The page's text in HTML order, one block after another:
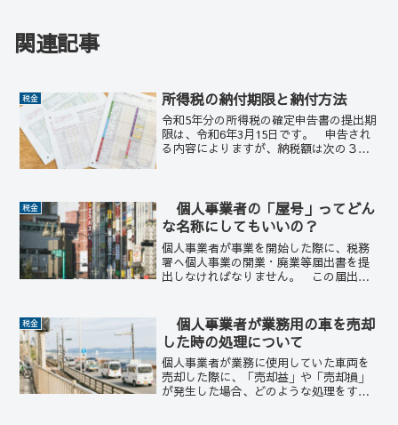
関連記事
税金 所得税の納付期限と納付方法
令和5年分の所得税の確定申告書の提出期
限は、令和6年3月15日です。 申告され
る内容によりますが、納税額は次の３つ
０（納める税金が発...
税金
個人事業者の「屋号」ってどん
な名称にしてもいいの？
個人事業者が事業を開始した際に、税務
署へ個人事業の開業・廃業等届出書を提
出しなければなりません。 この届出書
で使用する名称のことです。 「〇〇商
店」や「〇〇商会」など。 法...
税金
個人事業者が業務用の車を売却
した時の処理について
個人事業者が業務に使用していた車両を
売却した際に、「売却益」や「売却損」
が発生した場合、どのような処理をすれ